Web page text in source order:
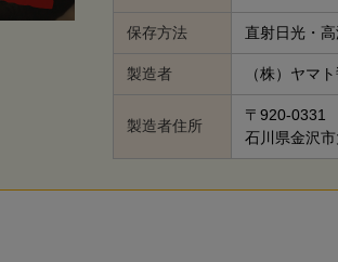
保存方法 直射日光・
製造者 （株）ヤマ
製造者住所
〒920-0331
石川県金沢